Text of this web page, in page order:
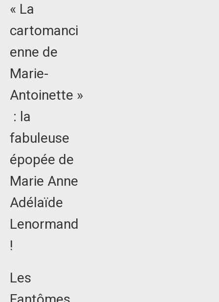
« La
cartomanci
enne de
Marie-
Antoinette »
: la
fabuleuse
épopée de
Marie Anne
Adélaïde
Lenormand
!
Les